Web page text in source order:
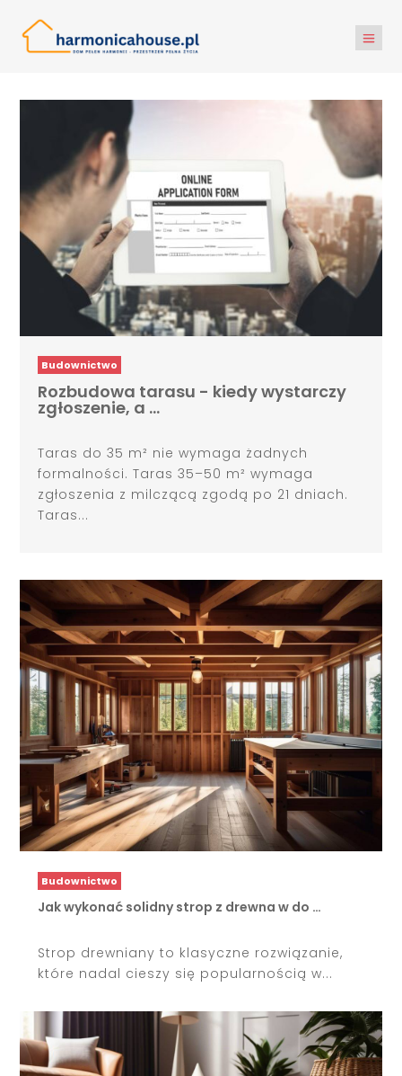
Budownictwo
Rozbudowa tarasu - kiedy wystarczy
zgłoszenie, a …
Taras do 35 m² nie wymaga żadnych
formalności. Taras 35–50 m² wymaga
zgłoszenia z milczącą zgodą po 21 dniach.
Taras...
Budownictwo
Jak wykonać solidny strop z drewna w do …
Strop drewniany to klasyczne rozwiązanie,
które nadal cieszy się popularnością w...